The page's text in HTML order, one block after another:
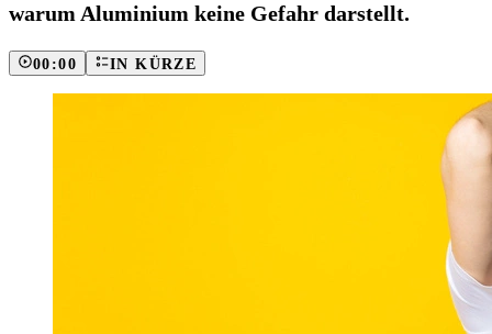
warum Aluminium keine Gefahr darstellt.
00:00 IN KÜRZE